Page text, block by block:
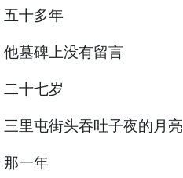
五十多年
他墓碑上没有留言
二十七岁
三里屯街头吞吐子夜的月亮
那一年